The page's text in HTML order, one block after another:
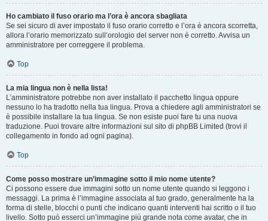
Ho cambiato il fuso orario ma l’ora è ancora sbagliata
Se sei sicuro di aver impostato il fuso orario corretto e l’ora è ancora scorretta,
allora l’orario memorizzato sull’orologio del server non è corretto. Avvisa un
amministratore per correggere il problema.
Top
La mia lingua non è nella lista!
L’amministratore potrebbe non aver installato il pacchetto lingua oppure
nessuno lo ha tradotto nella tua lingua. Prova a chiedere agli amministratori se
è possibile installare la tua lingua. Se non esiste puoi fare tu una nuova
traduzione. Puoi trovare altre informazioni sul sito di phpBB Limited (trovi il
collegamento in fondo ad ogni pagina).
Top
Come posso mostrare un’immagine sotto il mio nome utente?
Ci possono essere due immagini sotto un nome utente quando si leggono i
messaggi. La prima è l’immagine associata al tuo grado, generalmente ha la
forma di stelle, blocchi o punti che indicano quanti interventi hai scritto o il tuo
livello. Sotto può esserci un’immagine più grande nota come avatar, che in